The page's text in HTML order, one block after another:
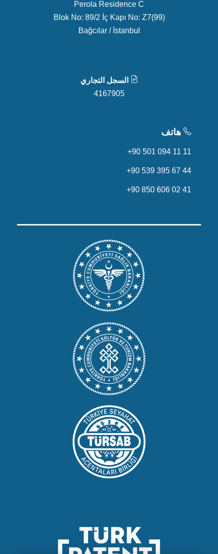
Perola Residence C
Blok No: 89/2 İç Kapı No: Z7(99)
Bağcılar / İstanbul
السجل التجاري
4167905
هاتف
+90 501 094 11 11
+90 539 395 67 44
+90 850 606 02 41